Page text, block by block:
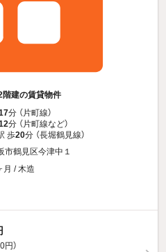
建の賃貸物件
分 （片町線）
分 （片町線など）
歩20分 （長堀鶴見線）
市鶴見区今津中１
月 / 木造
）